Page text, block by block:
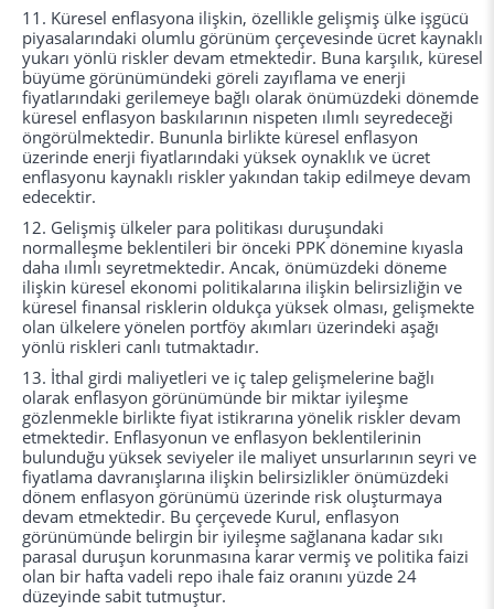
11. Küresel enflasyona ilişkin, özellikle gelişmiş ülke işgücü
piyasalarındaki olumlu görünüm çerçevesinde ücret kaynaklı
yukarı yönlü riskler devam etmektedir. Buna karşılık, küresel
büyüme görünümündeki göreli zayıflama ve enerji
fiyatlarındaki gerilemeye bağlı olarak önümüzdeki dönemde
küresel enflasyon baskılarının nispeten ılımlı seyredeceği
öngörülmektedir. Bununla birlikte küresel enflasyon
üzerinde enerji fiyatlarındaki yüksek oynaklık ve ücret
enflasyonu kaynaklı riskler yakından takip edilmeye devam
edecektir.
12. Gelişmiş ülkeler para politikası duruşundaki
normalleşme beklentileri bir önceki PPK dönemine kıyasla
daha ılımlı seyretmektedir. Ancak, önümüzdeki döneme
ilişkin küresel ekonomi politikalarına ilişkin belirsizliğin ve
küresel finansal risklerin oldukça yüksek olması, gelişmekte
olan ülkelere yönelen portföy akımları üzerindeki aşağı
yönlü riskleri canlı tutmaktadır.
13. İthal girdi maliyetleri ve iç talep gelişmelerine bağlı
olarak enflasyon görünümünde bir miktar iyileşme
gözlenmekle birlikte fiyat istikrarına yönelik riskler devam
etmektedir. Enflasyonun ve enflasyon beklentilerinin
bulunduğu yüksek seviyeler ile maliyet unsurlarının seyri ve
fiyatlama davranışlarına ilişkin belirsizlikler önümüzdeki
dönem enflasyon görünümü üzerinde risk oluşturmaya
devam etmektedir. Bu çerçevede Kurul, enflasyon
görünümünde belirgin bir iyileşme sağlanana kadar sıkı
parasal duruşun korunmasına karar vermiş ve politika faizi
olan bir hafta vadeli repo ihale faiz oranını yüzde 24
düzeyinde sabit tutmuştur.